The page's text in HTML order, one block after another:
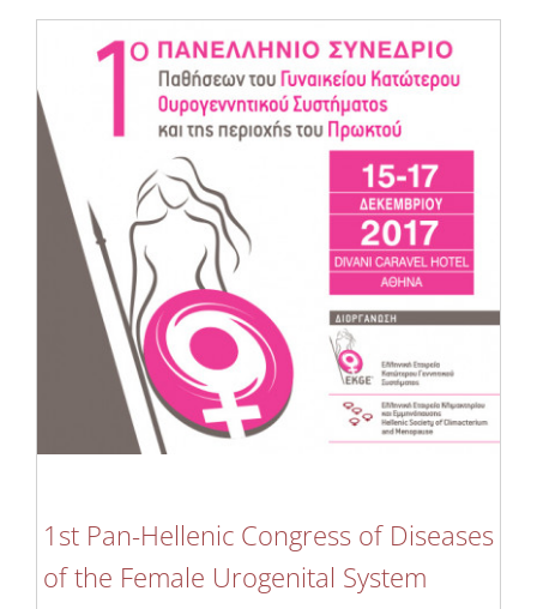
1st Pan-Hellenic Congress of Diseases
of the Female Urogenital System